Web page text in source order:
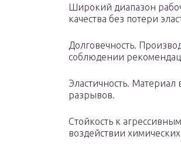
Широкий диапазон
качества без потери
Долговечность.
соблюдении
Эластичность.
разрывов.
Стойкость к
воздействии